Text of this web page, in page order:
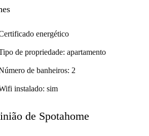
energético
de propriedade: apartamento
de banheiros: 2
instalado: sim
de Spotahome